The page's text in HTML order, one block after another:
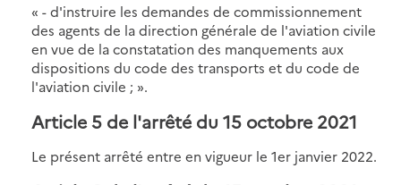
« - d'instruire les demandes de commissionnement
des agents de la direction générale de l'aviation civile
en vue de la constatation des manquements aux
dispositions du code des transports et du code de
l'aviation civile ; ».
Article 5 de l'arrêté du 15 octobre 2021
Le présent arrêté entre en vigueur le 1er janvier 2022.